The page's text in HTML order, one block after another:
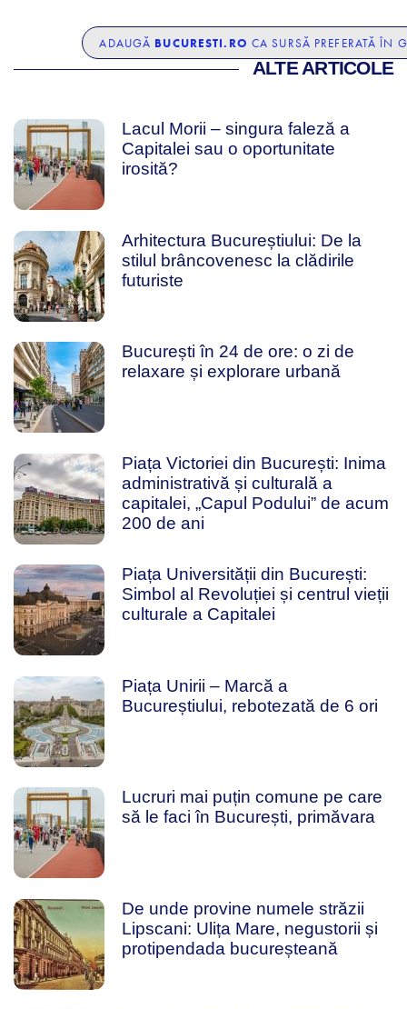
ADAUGĂ BUCURESTI.RO CA SURSĂ PREFERATĂ ÎN
ALTE ARTICOLE
Lacul Morii – singura faleză a
Capitalei sau o oportunitate
irosită?
Arhitectura Bucureștiului: De la
stilul brâncovenesc la clădirile
futuriste
București în 24 de ore: o zi de
relaxare și explorare urbană
Piața Victoriei din București: Inima
administrativă și culturală a
capitalei, „Capul Podului” de acum
200 de ani
Piața Universității din București:
Simbol al Revoluției și centrul vieții
culturale a Capitalei
Piața Unirii – Marcă a
Bucureștiului, rebotezată de 6 ori
Lucruri mai puțin comune pe care
să le faci în București, primăvara
De unde provine numele străzii
Lipscani: Ulița Mare, negustorii și
protipendada bucureșteană